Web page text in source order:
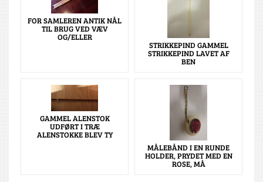
FOR SAMLEREN ANTIK NÅL
TIL BRUG VED VÆV
OG/ELLER
STRIKKEPIND GAMMEL
STRIKKEPIND LAVET AF
BEN
GAMMEL ALENSTOK
UDFØRT I TRÆ
ALENSTOKKE BLEV TY
MÅLEBÅND I EN RUNDE
HOLDER, PRYDET MED EN
ROSE, MÅ